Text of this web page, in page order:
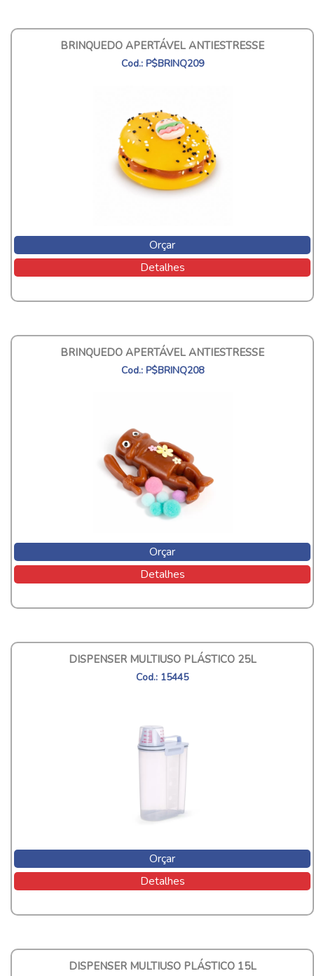
BRINQUEDO APERTÁVEL ANTIESTRESSE
Cod.: P$BRINQ209
Orçar
Detalhes
BRINQUEDO APERTÁVEL ANTIESTRESSE
Cod.: P$BRINQ208
Orçar
Detalhes
DISPENSER MULTIUSO PLÁSTICO 25L
Cod.: 15445
Orçar
Detalhes
DISPENSER MULTIUSO PLÁSTICO 15L